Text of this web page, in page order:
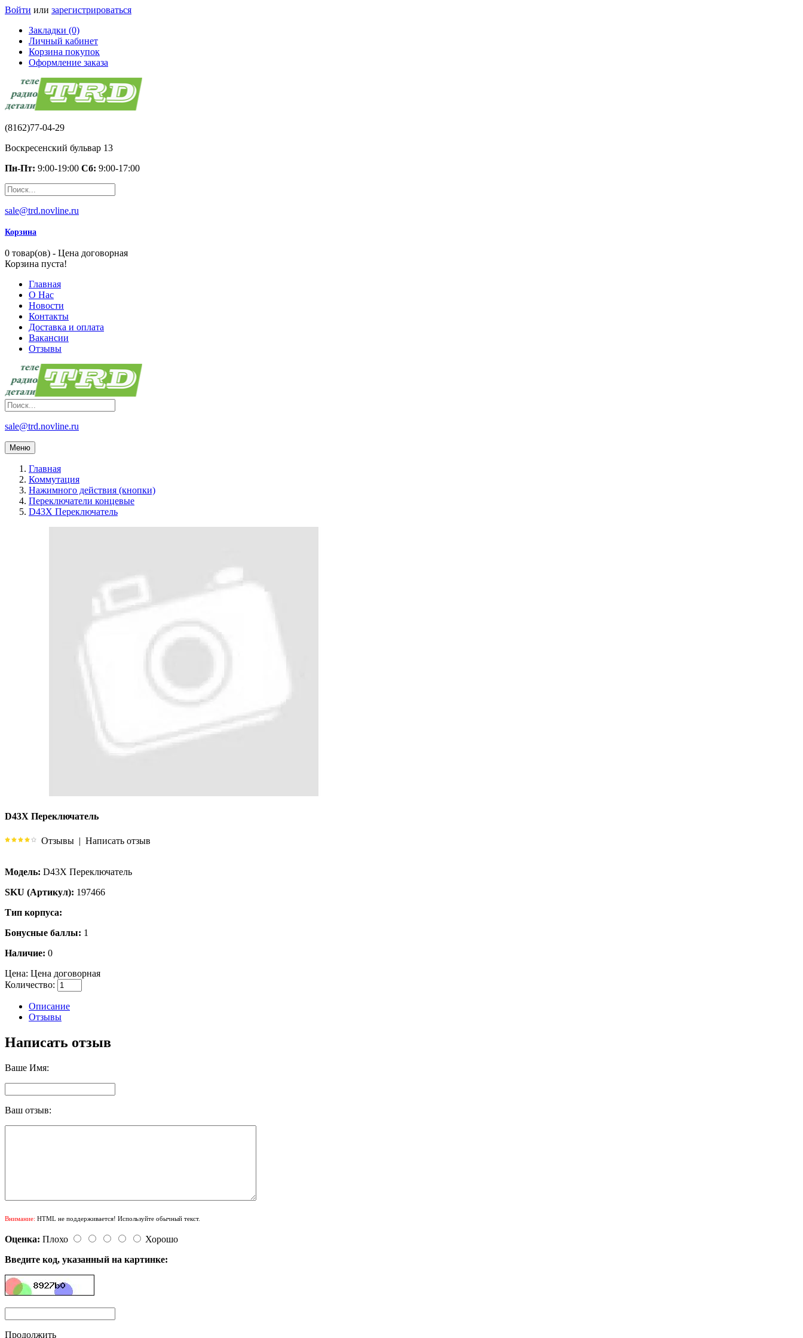
Войти или зарегистрироваться
Закладки (0)
Личный кабинет
Корзина покупок
Оформление заказа
(8162)77-04-29
Воскресенский бульвар 13
Пн-Пт: 9:00-19:00 Сб: 9:00-17:00
sale@trd.novline.ru
Корзина
0 товар(ов) - Цена договорная
Корзина пуста!
Главная
О Нас
Новости
Контакты
Доставка и оплата
Вакансии
Отзывы
sale@trd.novline.ru
Меню
Главная
Коммутация
Нажимного действия (кнопки)
Переключатели концевые
D43X Переключатель
D43X Переключатель
Отзывы | Написать отзыв
Модель: D43X Переключатель
SKU (Артикул): 197466
Тип корпуса:
Бонусные баллы: 1
Наличие: 0
Цена: Цена договорная
Количество:
Описание
Отзывы
Написать отзыв
Ваше Имя:
Ваш отзыв:
Внимание: HTML не поддерживается! Используйте обычный текст.
Оценка: Плохо
Хорошо
Введите код, указанный на картинке:
Продолжить